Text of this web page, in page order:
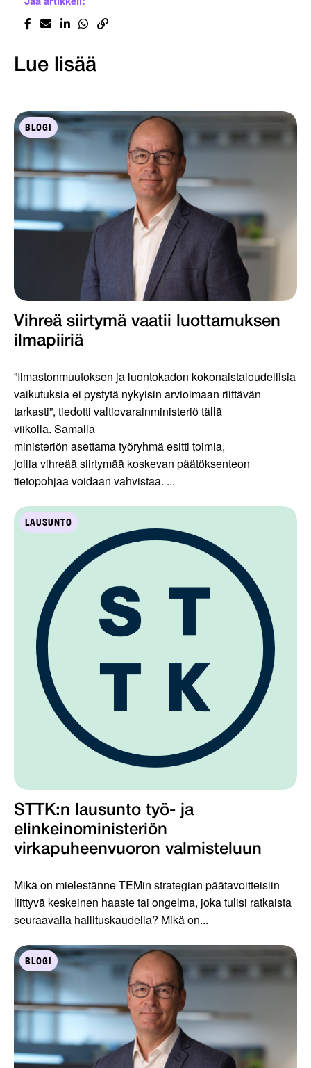
Lue lisää
BLOGI
Vihreä siirtymä vaatii luottamuksen
ilmapiiriä
”Ilmastonmuutoksen ja luontokadon kokonaistaloudellisia
vaikutuksia ei pystytä nykyisin arvioimaan riittävän
tarkasti”, tiedotti valtiovarainministeriö tällä
viikolla. Samalla
ministeriön asettama työryhmä esitti toimia,
joilla vihreää siirtymää koskevan päätöksenteon
tietopohjaa voidaan vahvistaa. ...
LAUSUNTO
STTK:n lausunto työ- ja
elinkeinoministeriön
virkapuheenvuoron valmisteluun
Mikä on mielestänne TEMin strategian päätavoitteisiin
liittyvä keskeinen haaste tai ongelma, joka tulisi ratkaista
seuraavalla hallituskaudella? Mikä on...
BLOGI